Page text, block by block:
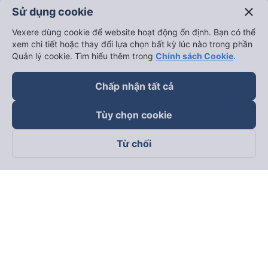
Theo dõi chúng tôi trên
Sử dụng cookie close
Vexere dùng cookie để website hoạt động ổn định. Bạn có thể
xem chi tiết hoặc thay đổi lựa chọn bất kỳ lúc nào trong phần
Quản lý cookie. Tìm hiểu thêm trong Chính sách Cookie.
Chấp nhận tất cả
Tùy chọn cookie
Từ chối